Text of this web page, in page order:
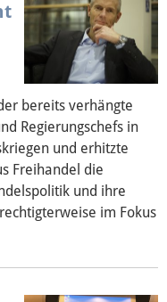
bereits verhängte
Regierungschefs in
und erhitzte
Freihandel die
und ihre
im Fokus